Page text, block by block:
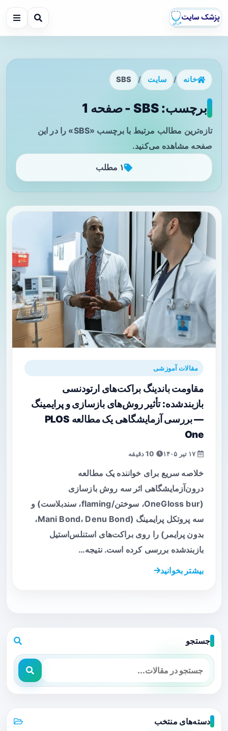
خانه / سایت /
SBS
برچسب: SBS - صفحه 1
تازه‌ترین مطالب مرتبط با برچسب «SBS» را در این
صفحه مشاهده می‌کنید.
۱ مطلب
مقالات آموزشی
مقاومت باندینگ براکت‌های ارتودنسی
بازبندشده: تأثیر روش‌های بازسازی و پرایمینگ
— بررسی آزمایشگاهی یک مطالعه PLOS
One
خلاصه سریع برای خواننده یک مطالعه
درون‌آزمایشگاهی اثر سه روش بازسازی
(OneGloss bur، سوختن/flaming، سندبلاست) و
سه پروتکل پرایمینگ (Mani Bond، Denu Bond،
بدون پرایمر) را روی براکت‌های استنلس‌استیل
بازبندشده بررسی کرده است. نتیجه…
بیشتر بخوانید
جستجو
دسته‌های منتخب